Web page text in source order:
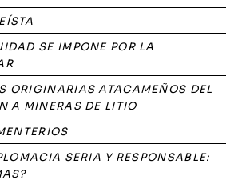
SE IMPONE POR LA
ORIGINARIAS ATACAMEÑOS DEL
A MINERAS DE LITIO
SERIA Y RESPONSABLE: